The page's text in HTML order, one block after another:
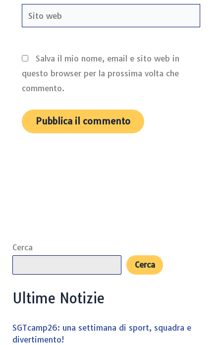
Sito
web
Salva il mio nome, email e sito web in
questo browser per la prossima volta che
commento.
Cerca
Cerca
Ultime Notizie
SGTcamp26: una settimana di sport, squadra e
divertimento!